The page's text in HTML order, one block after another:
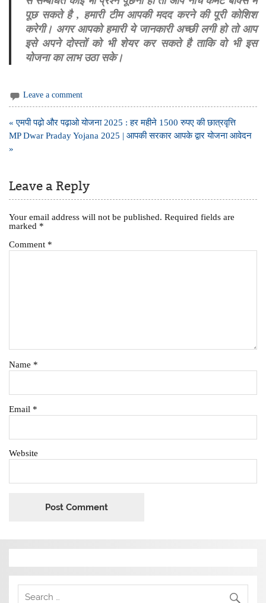
पूछ सकते है , हमारी टीम आपकी मदद करने की पूरी कोशिश
करेगी। अगर आपको हमारी ये जानकारी अच्छी लगी हो तो आप
इसे अपने दोस्तों को भी शेयर कर सकते है ताकि वो भी इस
योजना का लाभ उठा सके।
Leave a comment
Post
navigation
« एमपी पढ़ो और पढ़ाओ योजना 2025 : हर महीने 1500 रुपए की छात्रवृत्ति
MP Dwar Praday Yojana 2025 | आपकी सरकार आपके द्वार योजना आवेदन
»
Leave a Reply
Your email address will not be published. Required fields are
marked *
Comment *
Name *
Email *
Website